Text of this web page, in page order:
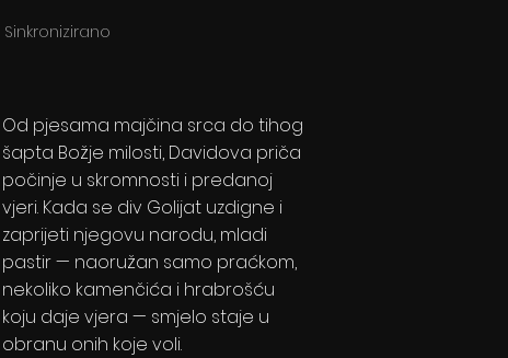
Sinkronizirano
Od pjesama majčina srca do tihog
šapta Božje milosti, Davidova priča
počinje u skromnosti i predanoj
vjeri. Kada se div Golijat uzdigne i
zaprijeti njegovu narodu, mladi
pastir — naoružan samo praćkom,
nekoliko kamenčića i hrabrošću
koju daje vjera — smjelo staje u
obranu onih koje voli.